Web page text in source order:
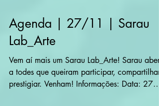
Agenda | 27/11 | Sarau
Lab_Arte
Vem aí mais um Sarau Lab_Arte! Sarau